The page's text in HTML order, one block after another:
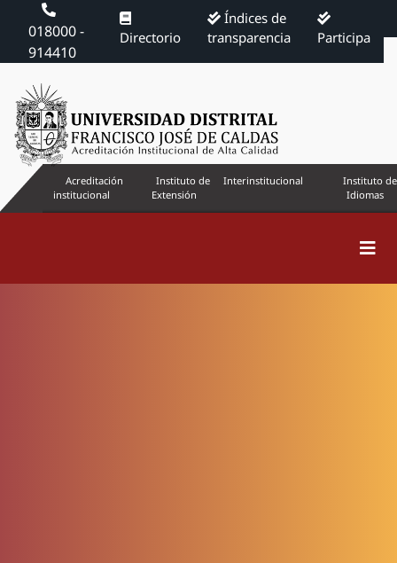
018000 -
914410
Directorio
Índices de
transparencia
Participa
Acreditación
institucional
Instituto de
Extensión
Interinstitucional
Instituto de
Idiomas